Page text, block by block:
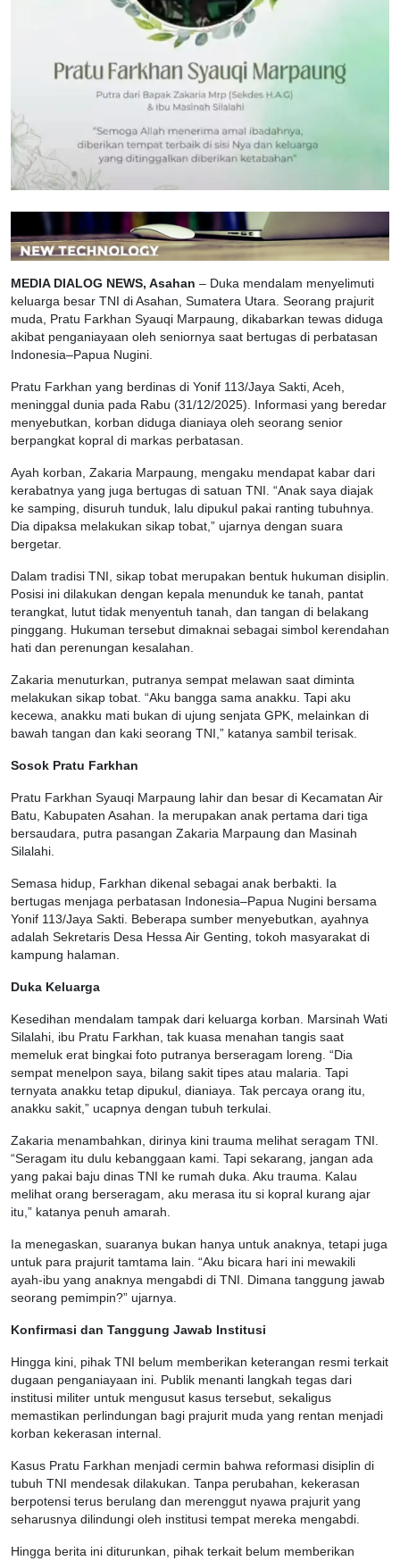
MEDIA DIALOG NEWS, Asahan – Duka mendalam menyelimuti
keluarga besar TNI di Asahan, Sumatera Utara. Seorang prajurit
muda, Pratu Farkhan Syauqi Marpaung, dikabarkan tewas diduga
akibat penganiayaan oleh seniornya saat bertugas di perbatasan
Indonesia–Papua Nugini.
Pratu Farkhan yang berdinas di Yonif 113/Jaya Sakti, Aceh,
meninggal dunia pada Rabu (31/12/2025). Informasi yang beredar
menyebutkan, korban diduga dianiaya oleh seorang senior
berpangkat kopral di markas perbatasan.
Ayah korban, Zakaria Marpaung, mengaku mendapat kabar dari
kerabatnya yang juga bertugas di satuan TNI. “Anak saya diajak
ke samping, disuruh tunduk, lalu dipukul pakai ranting tubuhnya.
Dia dipaksa melakukan sikap tobat,” ujarnya dengan suara
bergetar.
Dalam tradisi TNI, sikap tobat merupakan bentuk hukuman disiplin.
Posisi ini dilakukan dengan kepala menunduk ke tanah, pantat
terangkat, lutut tidak menyentuh tanah, dan tangan di belakang
pinggang. Hukuman tersebut dimaknai sebagai simbol kerendahan
hati dan perenungan kesalahan.
Zakaria menuturkan, putranya sempat melawan saat diminta
melakukan sikap tobat. “Aku bangga sama anakku. Tapi aku
kecewa, anakku mati bukan di ujung senjata GPK, melainkan di
bawah tangan dan kaki seorang TNI,” katanya sambil terisak.
Sosok Pratu Farkhan
Pratu Farkhan Syauqi Marpaung lahir dan besar di Kecamatan Air
Batu, Kabupaten Asahan. Ia merupakan anak pertama dari tiga
bersaudara, putra pasangan Zakaria Marpaung dan Masinah
Silalahi.
Semasa hidup, Farkhan dikenal sebagai anak berbakti. Ia
bertugas menjaga perbatasan Indonesia–Papua Nugini bersama
Yonif 113/Jaya Sakti. Beberapa sumber menyebutkan, ayahnya
adalah Sekretaris Desa Hessa Air Genting, tokoh masyarakat di
kampung halaman.
Duka Keluarga
Kesedihan mendalam tampak dari keluarga korban. Marsinah Wati
Silalahi, ibu Pratu Farkhan, tak kuasa menahan tangis saat
memeluk erat bingkai foto putranya berseragam loreng. “Dia
sempat menelpon saya, bilang sakit tipes atau malaria. Tapi
ternyata anakku tetap dipukul, dianiaya. Tak percaya orang itu,
anakku sakit,” ucapnya dengan tubuh terkulai.
Zakaria menambahkan, dirinya kini trauma melihat seragam TNI.
“Seragam itu dulu kebanggaan kami. Tapi sekarang, jangan ada
yang pakai baju dinas TNI ke rumah duka. Aku trauma. Kalau
melihat orang berseragam, aku merasa itu si kopral kurang ajar
itu,” katanya penuh amarah.
Ia menegaskan, suaranya bukan hanya untuk anaknya, tetapi juga
untuk para prajurit tamtama lain. “Aku bicara hari ini mewakili
ayah-ibu yang anaknya mengabdi di TNI. Dimana tanggung jawab
seorang pemimpin?” ujarnya.
Konfirmasi dan Tanggung Jawab Institusi
Hingga kini, pihak TNI belum memberikan keterangan resmi terkait
dugaan penganiayaan ini. Publik menanti langkah tegas dari
institusi militer untuk mengusut kasus tersebut, sekaligus
memastikan perlindungan bagi prajurit muda yang rentan menjadi
korban kekerasan internal.
Kasus Pratu Farkhan menjadi cermin bahwa reformasi disiplin di
tubuh TNI mendesak dilakukan. Tanpa perubahan, kekerasan
berpotensi terus berulang dan merenggut nyawa prajurit yang
seharusnya dilindungi oleh institusi tempat mereka mengabdi.
Hingga berita ini diturunkan, pihak terkait belum memberikan